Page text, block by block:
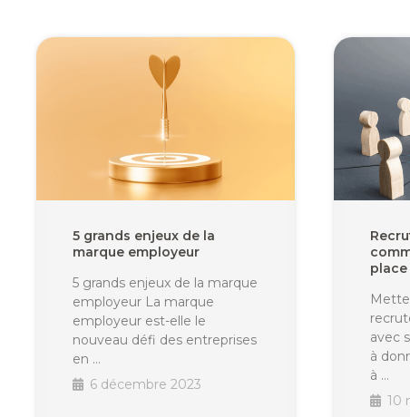
5 grands enjeux de la
marque employeur
5 grands enjeux de la marque
employeur La marque
employeur est-elle le
nouveau défi des entreprises
en …
6 décembre 2023
place
avec
à
à …
10